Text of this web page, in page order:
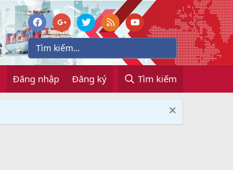
Đăng nhập Đăng ký Tìm kiếm